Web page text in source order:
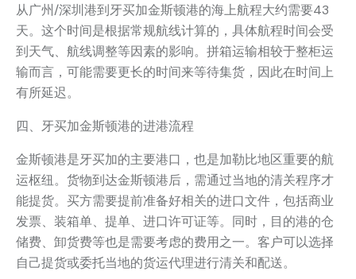
从广州/深圳港到牙买加金斯顿港的海上航程大约需要43
天。这个时间是根据常规航线计算的，具体航程时间会受
到天气、航线调整等因素的影响。拼箱运输相较于整柜运
输而言，可能需要更长的时间来等待集货，因此在时间上
有所延迟。
四、牙买加金斯顿港的进港流程
金斯顿港是牙买加的主要港口，也是加勒比地区重要的航
运枢纽。货物到达金斯顿港后，需通过当地的清关程序才
能提货。买方需要提前准备好相关的进口文件，包括商业
发票、装箱单、提单、进口许可证等。同时，目的港的仓
储费、卸货费等也是需要考虑的费用之一。客户可以选择
自己提货或委托当地的货运代理进行清关和配送。